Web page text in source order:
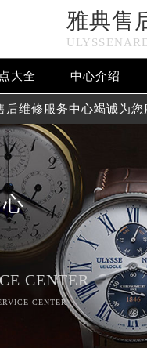
雅典售
大全 中心介绍
后维修服务中心竭诚为您
CENTER
CENTER
大陆、香港、澳门、